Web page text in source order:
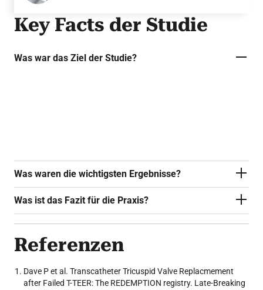
Key Facts der Studie
Was war das Ziel der Studie?
Was waren die wichtigsten Ergebnisse?
Was ist das Fazit für die Praxis?
Referenzen
Dave P et al. Transcatheter Tricuspid Valve Replacmement
after Failed T-TEER: The REDEMPTION registry. Late-Breaking